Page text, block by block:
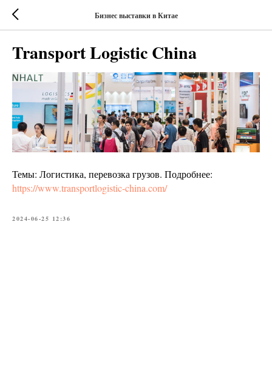
Бизнес выставки в Китае
Transport Logistic China
Темы: Логистика, перевозка грузов. Подробнее:
https://www.transportlogistic-china.com/
2024-06-25 12:36